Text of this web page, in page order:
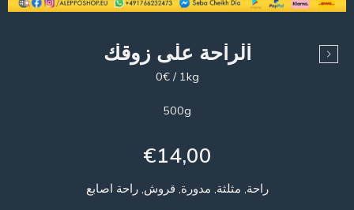
الراحة على زوقك
0€ / 1kg
500g
€14,00
راحة, مثلثة, مدورة, قروش, راحة اصابع